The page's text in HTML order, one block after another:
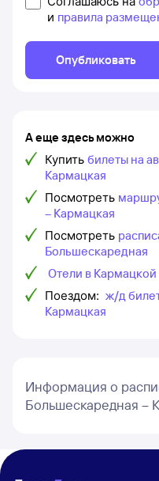
и правила
Опубликовать
А еще здесь можно
Купить билеты на
Кармацкая
Посмотреть
– Кармацкая
Посмотреть
Большескаредная
Отели в Кармацкой
Поездом: ж/д
Кармацкая
Информация о
Большескаредная –